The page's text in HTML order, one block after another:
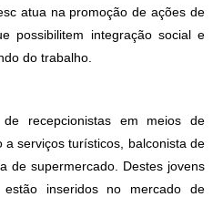
atua na promoção de ações de
possibilitem integração social e
do trabalho.
recepcionistas em meios de
a serviços turísticos, balconista de
de supermercado. Destes jovens
inseridos no mercado de